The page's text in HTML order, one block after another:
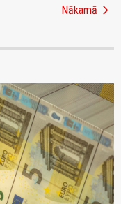
Nākamā chevron_right